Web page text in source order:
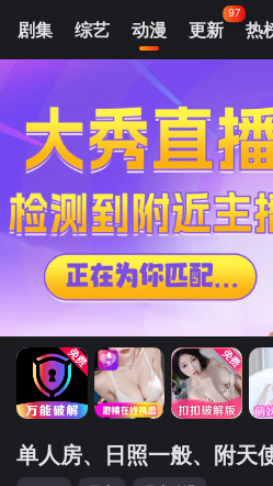
剧集 综艺 动漫 更新
97
热
我的观影记录
单人房、日照一般、附
清空
单人房、日照一般、附天